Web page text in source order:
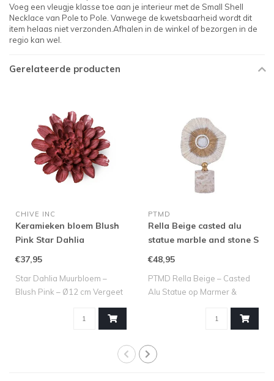
Voeg een vleugje klasse toe aan je interieur met de Small Shell
Necklace van Pole to Pole. Vanwege de kwetsbaarheid wordt dit
item helaas niet verzonden.Afhalen in de winkel of bezorgen in de
regio kan wel.
Gerelateerde producten
CHIVE INC
Keramieken bloem Blush
Pink Star Dahlia
€37,95
Star Dahlia Muurbloem –
Blush Pink – Ø12 cm Vergeet
PTMD
Rella Beige casted alu
statue marble and stone S
€48,95
PTMD Rella Beige – Casted
Alu Statue op Marmer &